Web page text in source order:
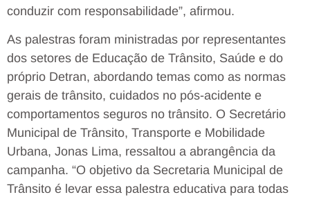
conduzir com responsabilidade”, afirmou.
As palestras foram ministradas por representantes
dos setores de Educação de Trânsito, Saúde e do
próprio Detran, abordando temas como as normas
gerais de trânsito, cuidados no pós-acidente e
comportamentos seguros no trânsito. O Secretário
Municipal de Trânsito, Transporte e Mobilidade
Urbana, Jonas Lima, ressaltou a abrangência da
campanha. “O objetivo da Secretaria Municipal de
Trânsito é levar essa palestra educativa para todas